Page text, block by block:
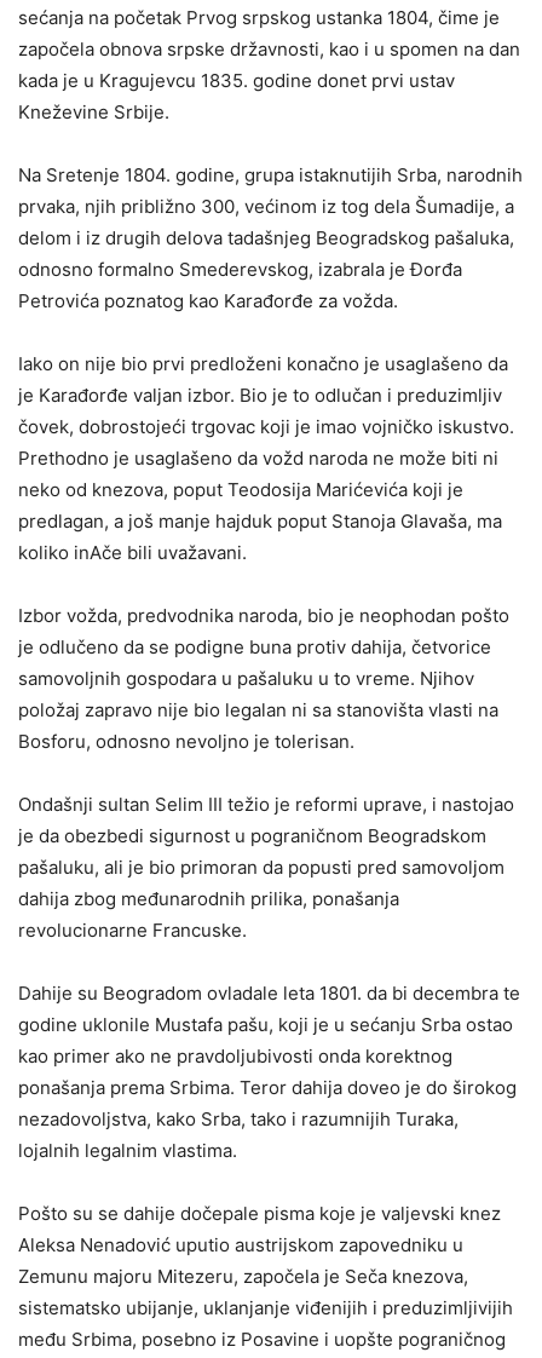
sećanja na početak Prvog srpskog ustanka 1804, čime je
započela obnova srpske državnosti, kao i u spomen na dan
kada je u Kragujevcu 1835. godine donet prvi ustav
Kneževine Srbije.
Na Sretenje 1804. godine, grupa istaknutijih Srba, narodnih
prvaka, njih približno 300, većinom iz tog dela Šumadije, a
delom i iz drugih delova tadašnjeg Beogradskog pašaluka,
odnosno formalno Smederevskog, izabrala je Đorđa
Petrovića poznatog kao Karađorđe za vožda.
Iako on nije bio prvi predloženi konačno je usaglašeno da
je Karađorđe valjan izbor. Bio je to odlučan i preduzimljiv
čovek, dobrostojeći trgovac koji je imao vojničko iskustvo.
Prethodno je usaglašeno da vožd naroda ne može biti ni
neko od knezova, poput Teodosija Marićevića koji je
predlagan, a još manje hajduk poput Stanoja Glavaša, ma
koliko inAče bili uvažavani.
Izbor vožda, predvodnika naroda, bio je neophodan pošto
je odlučeno da se podigne buna protiv dahija, četvorice
samovoljnih gospodara u pašaluku u to vreme. Njihov
položaj zapravo nije bio legalan ni sa stanovišta vlasti na
Bosforu, odnosno nevoljno je tolerisan.
Ondašnji sultan Selim III težio je reformi uprave, i nastojao
je da obezbedi sigurnost u pograničnom Beogradskom
pašaluku, ali je bio primoran da popusti pred samovoljom
dahija zbog međunarodnih prilika, ponašanja
revolucionarne Francuske.
Dahije su Beogradom ovladale leta 1801. da bi decembra te
godine uklonile Mustafa pašu, koji je u sećanju Srba ostao
kao primer ako ne pravdoljubivosti onda korektnog
ponašanja prema Srbima. Teror dahija doveo je do širokog
nezadovoljstva, kako Srba, tako i razumnijih Turaka,
lojalnih legalnim vlastima.
Pošto su se dahije dočepale pisma koje je valjevski knez
Aleksa Nenadović uputio austrijskom zapovedniku u
Zemunu majoru Mitezeru, započela je Seča knezova,
sistematsko ubijanje, uklanjanje viđenijih i preduzimljivijih
među Srbima, posebno iz Posavine i uopšte pograničnog